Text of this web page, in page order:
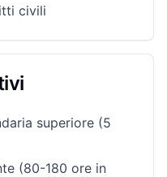
civili
superiore (5
(80-180 ore in